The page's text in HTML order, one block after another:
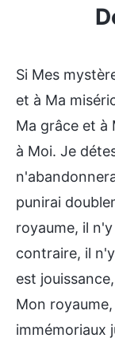
Si Mes
et à Ma
Ma grâce et à
à Moi. Je
punirai
royaume, il
contraire, il
est
Mon
immémoriaux